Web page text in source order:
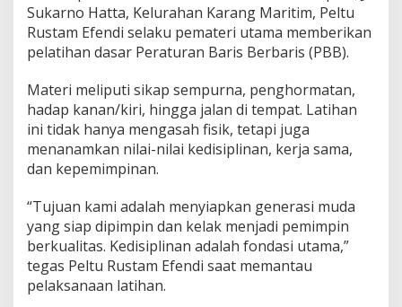
i
k
a
n
e
a
i
n
a
s
a
Sukarno Hatta, Kelurahan Karang Maritim, Peltu
Rustam Efendi selaku pemateri utama memberikan
pelatihan dasar Peraturan Baris Berbaris (PBB).
Materi meliputi sikap sempurna, penghormatan,
hadap kanan/kiri, hingga jalan di tempat. Latihan
ini tidak hanya mengasah fisik, tetapi juga
menanamkan nilai-nilai kedisiplinan, kerja sama,
dan kepemimpinan.
“Tujuan kami adalah menyiapkan generasi muda
yang siap dipimpin dan kelak menjadi pemimpin
berkualitas. Kedisiplinan adalah fondasi utama,”
tegas Peltu Rustam Efendi saat memantau
pelaksanaan latihan.